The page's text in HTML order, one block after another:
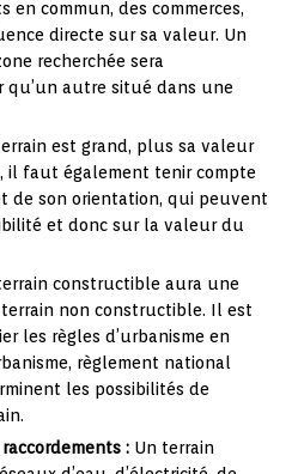
en commun, des commerces,
directe sur sa valeur. Un
recherchée sera
qu’un autre situé dans une
est grand, plus sa valeur
il faut également tenir compte
de son orientation, qui peuvent
et donc sur la valeur du
constructible aura une
non constructible. Il est
les règles d’urbanisme en
règlement national
les possibilités de
: Un terrain